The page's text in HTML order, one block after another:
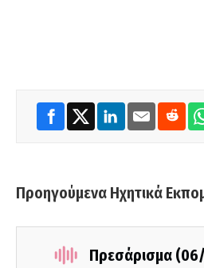
Προηγούμενα Ηχητικά
Πρεσάρισμα